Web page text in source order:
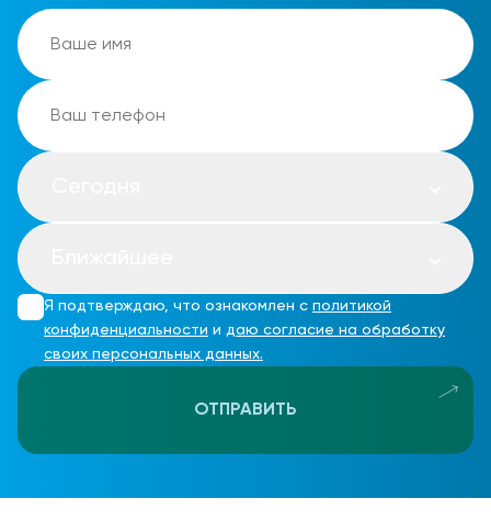
Я подтверждаю, что ознакомлен с политикой
конфиденциальности и даю согласие на обработку
своих персональных данных.
ОТПРАВИТЬ